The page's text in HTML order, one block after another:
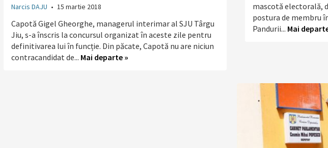
Narcis DAJU • 15 martie 2018
Capotă Gigel Gheorghe, managerul interimar al SJU Târgu
Jiu, s-a înscris la concursul organizat în aceste zile pentru
definitivarea lui în funcție. Din păcate, Capotă nu are niciun
contracandidat de... Mai departe »
mascotă electorală,
postura de membru
Pandurii... Mai